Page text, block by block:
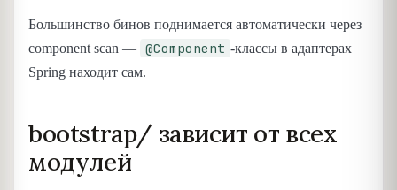
Большинство бинов поднимается автоматически через
component scan — @Component -классы в адаптерах
Spring находит сам.
bootstrap/ зависит от всех
модулей